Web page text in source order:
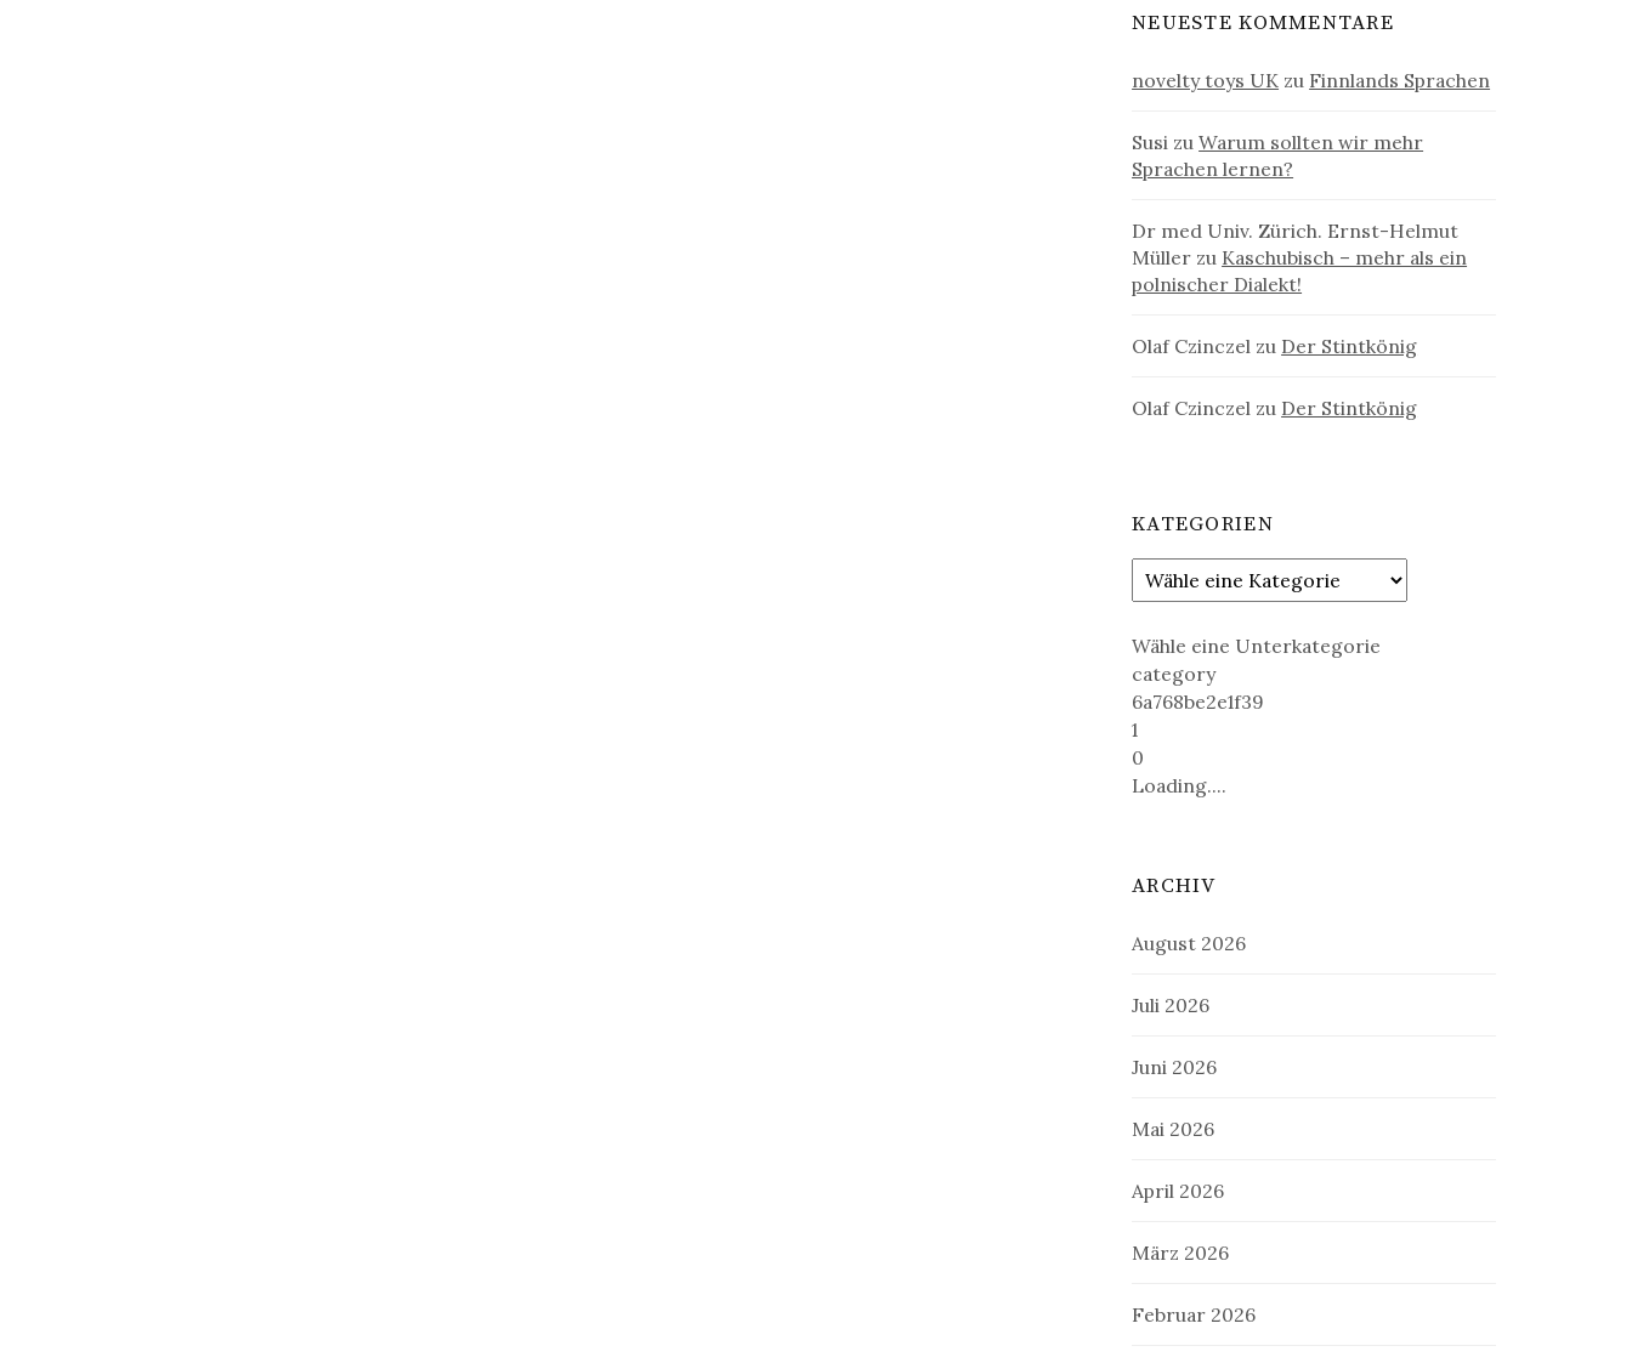
NEUESTE KOMMENTARE
novelty toys UK zu Finnlands Sprachen
Susi zuWarum sollten wir mehr
Sprachen lernen?
Dr med Univ. Zürich. Ernst-Helmut
Müller zu Kaschubisch – mehr als ein
polnischer Dialekt!
Olaf Czinczel zu Der Stintkönig
Olaf Czinczel zu Der Stintkönig
KATEGORIEN
Wähle eine Unterkategorie
category
6a768be2e1f39
1
0
Loading....
ARCHIV
August 2026
Juli 2026
Juni 2026
Mai 2026
April 2026
März 2026
Februar 2026